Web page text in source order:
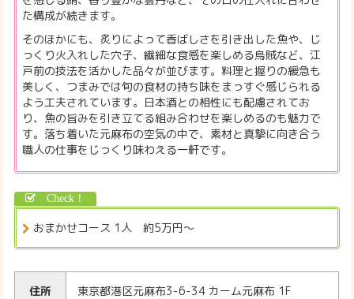
た構成が続きます。
そのほかにも、炙りによって香ばしさを引き出した魚や、じ
っくり火入れした穴子、繊細な食感を楽しめる烏賊など、江
戸前の技法を活かした品々が並びます。料理と握りの緩急も
美しく、つまみでは旬の食材の持ち味をまっすぐ感じられる
よう工夫されています。日本酒との相性にも配慮されてお
り、魚の旨みを引き立てる組み合わせを楽しめるのも魅力で
す。落ち着いた元麻布の空気の中で、素材と真摯に向き合う
職人の仕事をじっくり味わえる一軒です。
おまかせコース 1人 約5万円〜
住所 東京都港区元麻布3-6-34 カーム元麻布 1F